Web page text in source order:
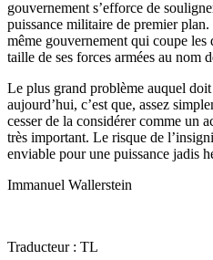
gouvernement s’efforce de
puissance militaire de premier
même gouvernement qui coupe les
taille de ses forces armées au nom
Le plus grand problème auquel
aujourd’hui, c’est que, assez
cesser de la considérer comme un
très important. Le risque de
enviable pour une puissance jadis
Immanuel Wallerstein
Traducteur : TL